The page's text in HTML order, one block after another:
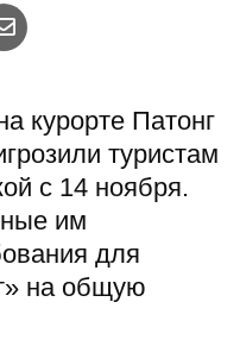
курорте Патонг
туристам
с 14 ноября.
им
для
на общую